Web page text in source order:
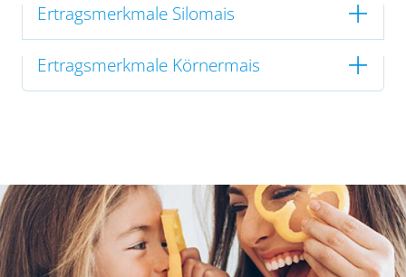
Ertragsmerkmale Silomais
Ertragsmerkmale Körnermais